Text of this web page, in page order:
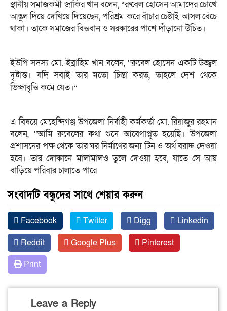
স্থানীয় সমাজকর্মী জাকির খান বলেন, “রুবেল হোসেন আমাদের চোখে
আঙুল দিয়ে দেখিয়ে দিয়েছেন, পরিশ্রম করে বাঁচার চেষ্টাই আসল বেঁচে
থাকা। তাকে সমাজের বিত্তবান ও সরকারের পাশে দাঁড়ানো উচিত।
ইউপি সদস্য মো. ইব্রাহিম খান বলেন, “রুবেল হোসেন একটি উজ্জ্বল
দৃষ্টান্ত। যদি সবাই তার মতো চিন্তা করত, তাহলে দেশ থেকে
ভিক্ষাবৃত্তি কমে যেত।”
এ বিষয়ে মেহেন্দিগঞ্জ উপজেলা নির্বাহী কর্মকর্তা মো. রিয়াজুর রহমান
বলেন, “আমি রুবেলের কথা শুনে আবেগাপ্লুত হয়েছি। উপজেলা
প্রশাসনের পক্ষ থেকে তার ঘর নির্মাণের জন্য টিন ও অর্থ বরাদ্দ দেওয়া
হবে। তার দোকানে মালামালও তুলে দেওয়া হবে, যাতে সে আয়
বাড়িয়ে পরিবার চালাতে পারে
সংবাদটি বন্ধুদের সাথে শেয়ার করুন
Facebook Twitter Digg
Linkedin
Reddit
Google Plus
Pinterest
Print
Leave a Reply